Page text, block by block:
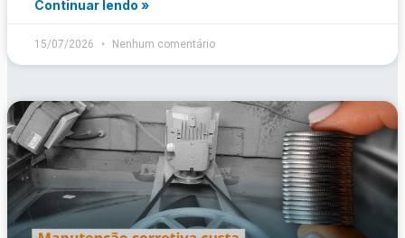
Continuar lendo »
15/07/2026 Nenhum comentário